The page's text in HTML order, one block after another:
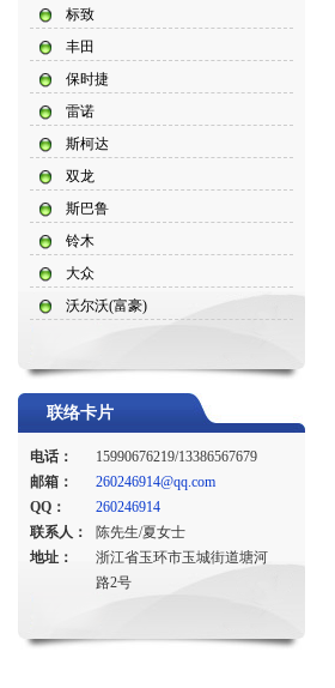
标致
丰田
保时捷
雷诺
斯柯达
双龙
斯巴鲁
铃木
大众
沃尔沃(富豪)
联络卡片
电话：
15990676219/13386567679
邮箱：
260246914@qq.com
QQ：
260246914
联系人：
陈先生/夏女士
地址：
浙江省玉环市玉城街道塘河
路2号